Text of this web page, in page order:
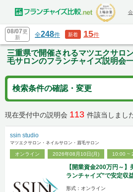
08/07更
新
全248件 新着 15件
三重県で開催されるマツエクサロ
毛サロンのフランチャイズ説明会
検索条件の確認・変更
現在受付中の説明会 113 件該当しまし
ssin studio
マツエクサロン・ネイルサロン・眉毛サロン
オンライン 2026年08月10日(月) 10:00 ~
【開業資金200万円～
ランチャイズ”で安定収
形式：オンライン